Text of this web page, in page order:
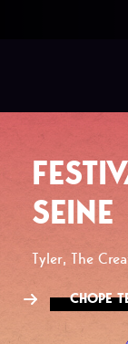
SEINE
Tyler, The
CHOPE